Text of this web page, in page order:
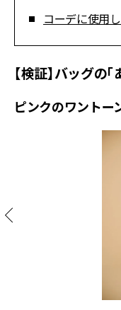
コーデに使用
【検証】バッグの
ピンクのワントー